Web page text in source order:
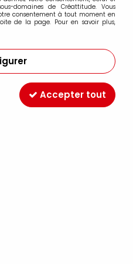
facile à utiliser, est un
la très diluée, vous
à l’huile
FINES
domaines de Créattitude. Vous
consentement à tout moment en
de la page. Pour en savoir plus,
Accepter tout